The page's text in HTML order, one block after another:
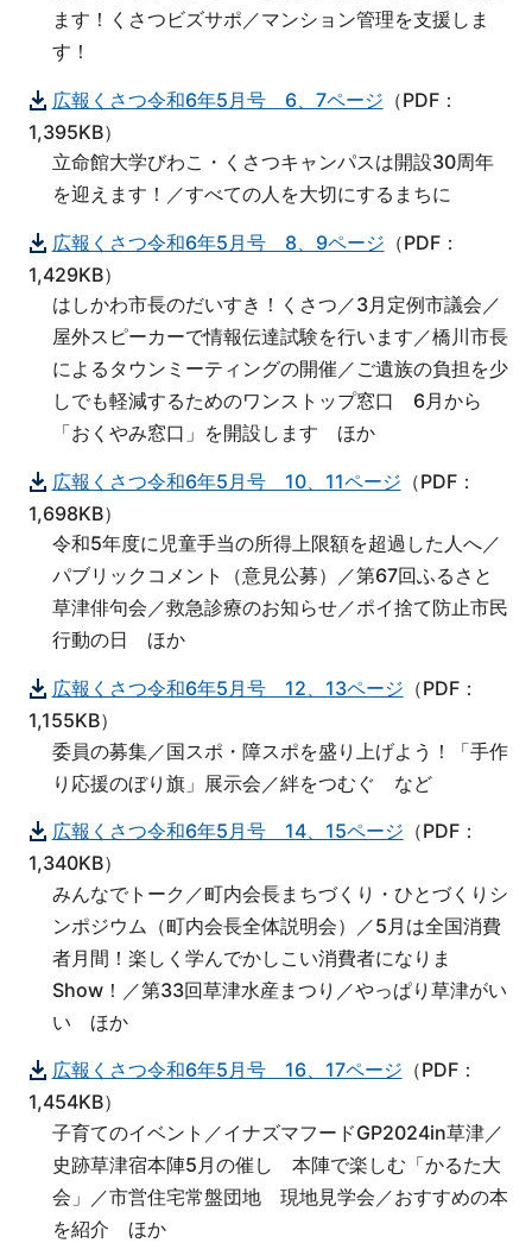
ます！くさつビズサポ／マンション管理を支援しま
す！
広報くさつ令和6年5月号 6、7ページ （PDF：
1,395KB）
立命館大学びわこ・くさつキャンパスは開設30周年
を迎えます！／すべての人を大切にするまちに
広報くさつ令和6年5月号 8、9ページ （PDF：
1,429KB）
はしかわ市長のだいすき！くさつ／3月定例市議会／
屋外スピーカーで情報伝達試験を行います／橋川市長
によるタウンミーティングの開催／ご遺族の負担を少
しでも軽減するためのワンストップ窓口 6月から
「おくやみ窓口」を開設します ほか
広報くさつ令和6年5月号 10、11ページ （PDF：
1,698KB）
令和5年度に児童手当の所得上限額を超過した人へ／
パブリックコメント（意見公募）／第67回ふるさと
草津俳句会／救急診療のお知らせ／ポイ捨て防止市民
行動の日 ほか
広報くさつ令和6年5月号 12、13ページ （PDF：
1,155KB）
委員の募集／国スポ・障スポを盛り上げよう！「手作
り応援のぼり旗」展示会／絆をつむぐ など
広報くさつ令和6年5月号 14、15ページ （PDF：
1,340KB）
みんなでトーク／町内会長まちづくり・ひとづくりシ
ンポジウム（町内会長全体説明会）／5月は全国消費
者月間！楽しく学んでかしこい消費者になりま
Show！／第33回草津水産まつり／やっぱり草津がい
い ほか
広報くさつ令和6年5月号 16、17ページ （PDF：
1,454KB）
子育てのイベント／イナズマフードGP2024in草津／
史跡草津宿本陣5月の催し 本陣で楽しむ「かるた大
会」／市営住宅常盤団地 現地見学会／おすすめの本
を紹介 ほか